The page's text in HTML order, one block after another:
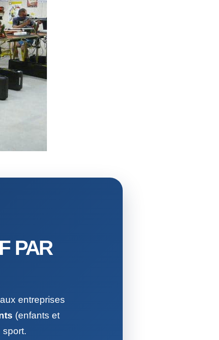
PAR
entreprises
(enfants et
sport.